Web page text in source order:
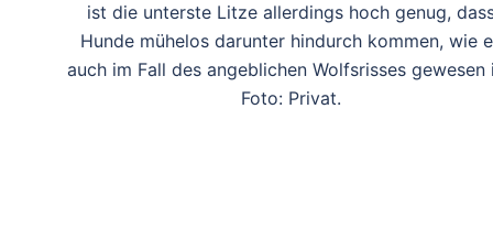
ist die unterste Litze allerdings hoch genug,
Hunde mühelos darunter hindurch kommen, wie
auch im Fall des angeblichen Wolfsrisses gewesen
Foto: Privat.